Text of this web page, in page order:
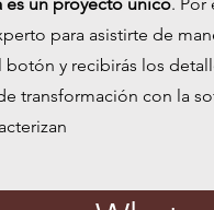
para asistirte de
botón y recibirás los
transformación con la